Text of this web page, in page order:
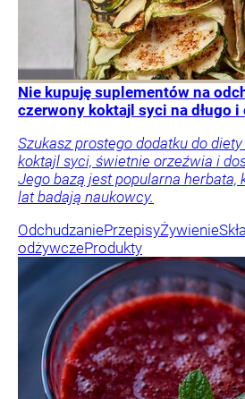
Nie kupuję suplementów na
czerwony koktajl syci na długo i
Szukasz prostego dodatku do
koktajl syci, świetnie orzeźwia i
Jego bazą jest popularna herbata,
lat badają naukowcy.
OdchudzaniePrzepisyŻywienie
odżywczeProdukty